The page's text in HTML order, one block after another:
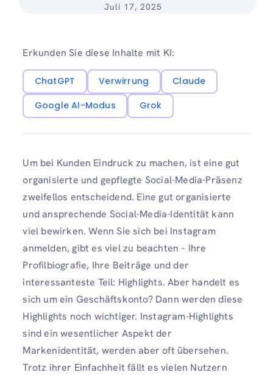
Juli 17, 2025
Erkunden Sie diese Inhalte mit KI:
ChatGPT Verwirrung
Claude
Google AI-Modus
Grok
Um bei Kunden Eindruck zu machen, ist eine gut
organisierte und gepflegte Social-Media-Präsenz
zweifellos entscheidend. Eine gut organisierte
und ansprechende Social-Media-Identität kann
viel bewirken. Wenn Sie sich bei Instagram
anmelden, gibt es viel zu beachten – Ihre
Profilbiografie, Ihre Beiträge und der
interessanteste Teil: Highlights. Aber handelt es
sich um ein Geschäftskonto? Dann werden diese
Highlights noch wichtiger. Instagram-Highlights
sind ein wesentlicher Aspekt der
Markenidentität, werden aber oft übersehen.
Trotz ihrer Einfachheit fällt es vielen Nutzern